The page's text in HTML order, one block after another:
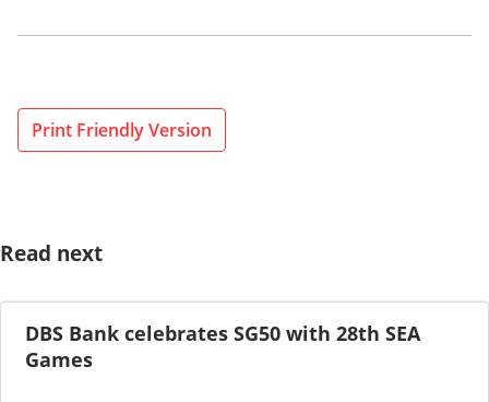
Print Friendly Version
Read next
DBS Bank celebrates SG50 with 28th SEA
Games